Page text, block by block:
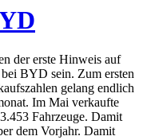
der erste Hinweis auf
BYD sein. Zum ersten
gelang endlich
Im Mai verkaufte
Fahrzeuge. Damit
dem Vorjahr. Damit